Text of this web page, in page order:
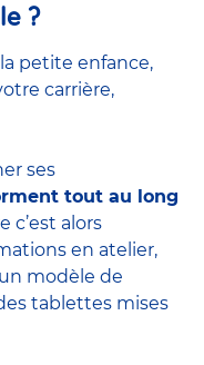
?
petite enfance,
carrière,
ses
tout au long
c’est alors
en atelier,
modèle de
tablettes mises